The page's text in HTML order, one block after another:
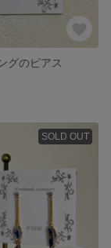
グのピアス
SOLD OUT